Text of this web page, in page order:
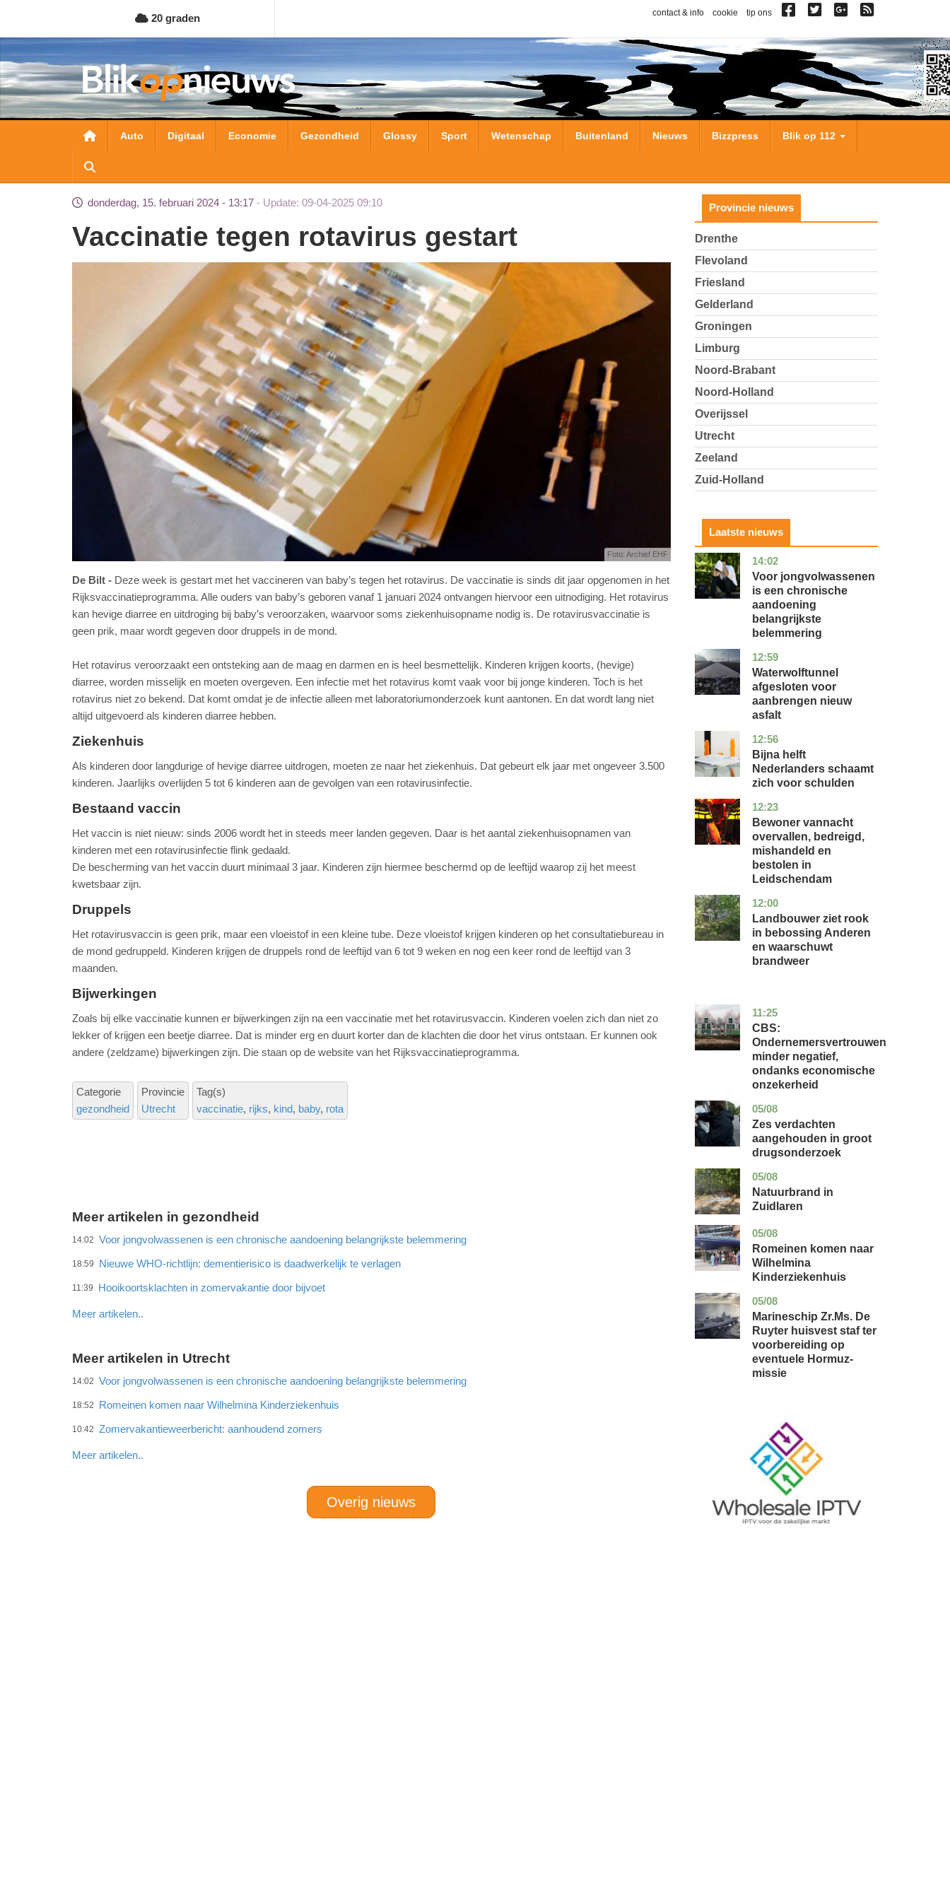
naar
de
inhoud
gaan
20 graden contact & info cookie tip ons
Hoofdnavigatie
Auto Digitaal Economie Gezondheid Glossy Sport Wetenschap Buitenland Nieuws Bizzpress Blik op 112
donderdag, 15. februari 2024 - 13:17 Update: 09-04-2025 09:10
Vaccinatie tegen rotavirus gestart
Foto: Archief EHF
De Bilt
Deze week is gestart met het vaccineren van baby’s tegen het rotavirus. De vaccinatie is sinds dit jaar opgenomen in het
Rijksvaccinatieprogramma. Alle ouders van baby’s geboren vanaf 1 januari 2024 ontvangen hiervoor een uitnodiging. Het rotavirus
kan hevige diarree en uitdroging bij baby’s veroorzaken, waarvoor soms ziekenhuisopname nodig is. De rotavirusvaccinatie is
geen prik, maar wordt gegeven door druppels in de mond.
Het rotavirus veroorzaakt een ontsteking aan de maag en darmen en is heel besmettelijk. Kinderen krijgen koorts, (hevige)
diarree, worden misselijk en moeten overgeven. Een infectie met het rotavirus komt vaak voor bij jonge kinderen. Toch is het
rotavirus niet zo bekend. Dat komt omdat je de infectie alleen met laboratoriumonderzoek kunt aantonen. En dat wordt lang niet
altijd uitgevoerd als kinderen diarree hebben.
Ziekenhuis
Als kinderen door langdurige of hevige diarree uitdrogen, moeten ze naar het ziekenhuis. Dat gebeurt elk jaar met ongeveer 3.500
kinderen. Jaarlijks overlijden 5 tot 6 kinderen aan de gevolgen van een rotavirusinfectie.
Bestaand vaccin
Het vaccin is niet nieuw: sinds 2006 wordt het in steeds meer landen gegeven. Daar is het aantal ziekenhuisopnamen van
kinderen met een rotavirusinfectie flink gedaald.
De bescherming van het vaccin duurt minimaal 3 jaar. Kinderen zijn hiermee beschermd op de leeftijd waarop zij het meest
kwetsbaar zijn.
Druppels
Het rotavirusvaccin is geen prik, maar een vloeistof in een kleine tube. Deze vloeistof krijgen kinderen op het consultatiebureau in
de mond gedruppeld. Kinderen krijgen de druppels rond de leeftijd van 6 tot 9 weken en nog een keer rond de leeftijd van 3
maanden.
Bijwerkingen
Zoals bij elke vaccinatie kunnen er bijwerkingen zijn na een vaccinatie met het rotavirusvaccin. Kinderen voelen zich dan niet zo
lekker of krijgen een beetje diarree. Dat is minder erg en duurt korter dan de klachten die door het virus ontstaan. Er kunnen ook
andere (zeldzame) bijwerkingen zijn. Die staan op de website van het Rijksvaccinatieprogramma.
Categorie
gezondheid
Provincie
Utrecht
Tag(s)
vaccinatie rijks kind baby rota
Meer artikelen in gezondheid
14:02 Voor jongvolwassenen is een chronische aandoening belangrijkste belemmering
18:59 Nieuwe WHO-richtlijn: dementierisico is daadwerkelijk te verlagen
11:39 Hooikoortsklachten in zomervakantie door bijvoet
Meer artikelen..
Meer artikelen in Utrecht
14:02 Voor jongvolwassenen is een chronische aandoening belangrijkste belemmering
18:52 Romeinen komen naar Wilhelmina Kinderziekenhuis
10:42 Zomervakantieweerbericht: aanhoudend zomers
Meer artikelen..
Overig nieuws
Provincie nieuws
Drenthe
Flevoland
Friesland
Gelderland
Groningen
Limburg
Noord-Brabant
Noord-Holland
Overijssel
Utrecht
Zeeland
Zuid-Holland
Laatste nieuws
14:02
utrecht
gezondheid
Voor jongvolwassenen
is een chronische
aandoening
belangrijkste
belemmering
12:59
noord-
holland
nieuws
Waterwolftunnel
afgesloten voor
aanbrengen nieuw
asfalt
12:56
noord-
holland
economie
Bijna helft
Nederlanders schaamt
zich voor schulden
12:23
zuid-
holland
nieuws
Bewoner vannacht
overvallen, bedreigd,
mishandeld en
bestolen in
Leidschendam
12:00
drenthe
nieuws
Landbouwer ziet rook
in bebossing Anderen
en waarschuwt
brandweer
11:25
zuid-
holland
economie
CBS:
Ondernemersvertrouwen
minder negatief,
ondanks economische
onzekerheid
05/08
zuid-
holland
nieuws
Zes verdachten
aangehouden in groot
drugsonderzoek
05/08
drenthe
nieuws
Natuurbrand in
Zuidlaren
05/08
utrecht
nieuws
Romeinen komen naar
Wilhelmina
Kinderziekenhuis
05/08
zuid-
holland
nieuws
Marineschip Zr.Ms. De
Ruyter huisvest staf ter
voorbereiding op
eventuele Hormuz-
missie